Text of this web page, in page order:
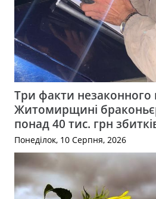
Три факти незаконного
Житомирщині
понад 40 тис. грн
Понеділок, 10 Серпня, 2026